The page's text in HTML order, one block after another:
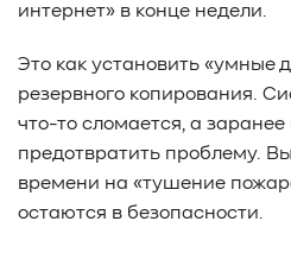
интернет» в конце недели.
Это как установить «умные
резервного копирования.
что-то сломается, а заранее
предотвратить проблему.
времени на «тушение
остаются в безопасности.